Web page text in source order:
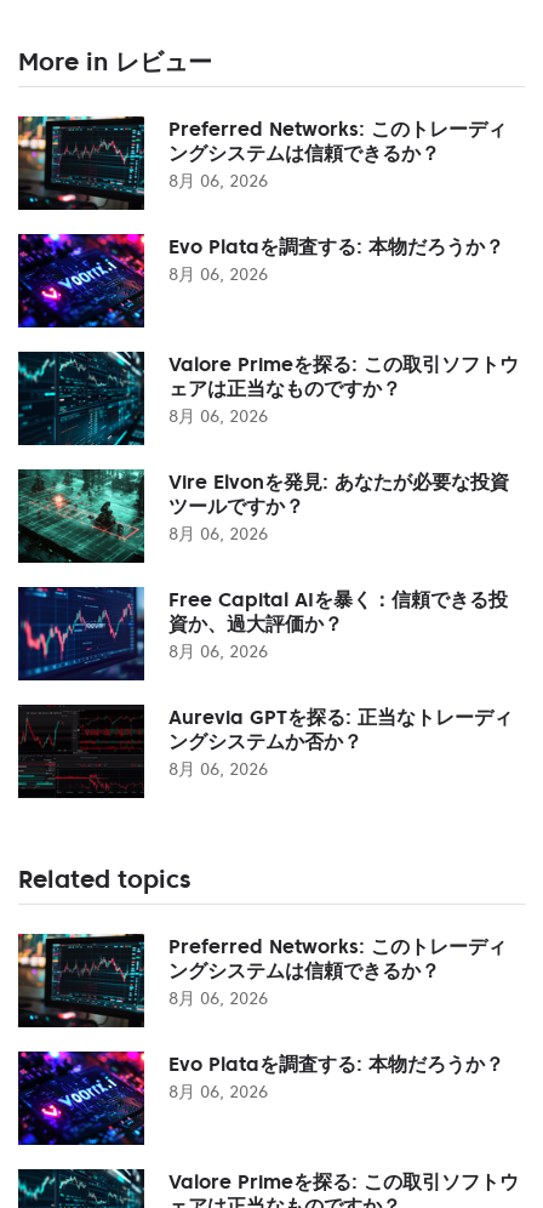
More in レビュー
Preferred Networks: このトレーディ
ングシステムは信頼できるか？
8月 06, 2026
Evo Plataを調査する: 本物だろうか？
8月 06, 2026
Valore Primeを探る: この取引ソフトウ
ェアは正当なものですか？
8月 06, 2026
Vire Elvonを発見: あなたが必要な投資
ツールですか？
8月 06, 2026
Free Capital AIを暴く：信頼できる投
資か、過大評価か？
8月 06, 2026
Aurevia GPTを探る: 正当なトレーディ
ングシステムか否か？
8月 06, 2026
Related topics
Preferred Networks: このトレーディ
ングシステムは信頼できるか？
8月 06, 2026
Evo Plataを調査する: 本物だろうか？
8月 06, 2026
Valore Primeを探る: この取引ソフトウ